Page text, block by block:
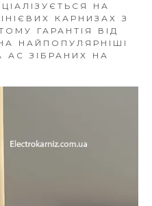
НА
КАРНИЗАХ З
ГАРАНТІЯ ВІД
НАЙПОПУЛЯРНІШІ
АС ЗІБРАНИХ НА